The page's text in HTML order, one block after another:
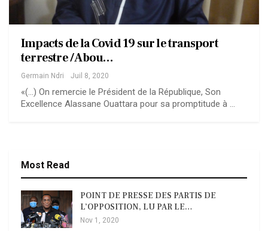
Impacts de la Covid 19 sur le transport
terrestre / Abou…
Germain Ndri Juil 8, 2020
«(…) On remercie le Président de la République, Son
Excellence Alassane Ouattara pour sa promptitude à …
Most Read
POINT DE PRESSE DES PARTIS DE
L’OPPOSITION, LU PAR LE…
Nov 1, 2020